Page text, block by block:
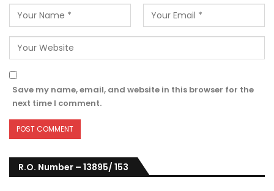
Save my name, email, and website in this browser for the
next time I comment.
R.O. Number – 13895/ 153